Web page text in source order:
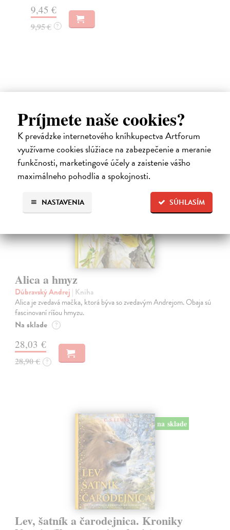
Príjmete naše cookies?
K prevádzke internetového kníhkupectva Artforum
využívame cookies slúžiace na zabezpečenie a meranie
funkčnosti, marketingové účely a zaistenie vášho
maximálneho pohodlia a spokojnosti.
SÚHLASÍM
NASTAVENIA
9,45 €
9,95 € ?
Ďalšie z kategórie knihy pre deti
od 4 do 6 rokov
Alica a hmyz
Dúbravský Andrej | Kniha
Alica je zvedavá mačka, ktorá býva so zvedavým Andrejom. Obaja sú
fascinovaní ríšou hmyzu.
Na sklade ?
28,03 €
28,90 € ?
na sklade
Lev, šatník a čarodejnica. Kroniky